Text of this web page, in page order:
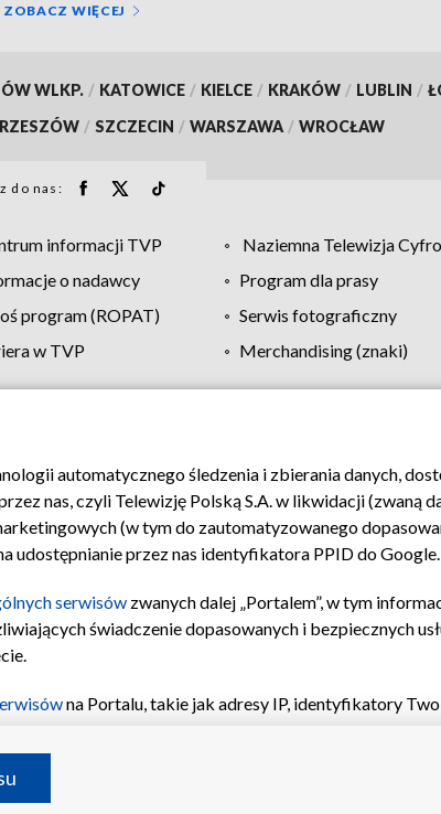
ZOBACZ WIĘCEJ
WLKP. / KATOWICE / KIELCE / KRAKÓW / LUBLIN /
RZESZÓW / SZCZECIN / WARSZAWA / WROCŁAW
do nas:
informacji TVP Naziemna Telewizja
o nadawcy
Program dla prasy
program (ROPAT)
Serwis fotograficzny
w TVP
Merchandising (znaki)
Moje zgody Pomoc Biuro reklamy
automatycznego śledzenia i zbierania danych,
nas, czyli Telewizję Polską S.A. w likwidacji (zwaną
(w tym do zautomatyzowanego
udostępnianie przez nas identyfikatora PPID do Google.
serwisów zwanych dalej „Portalem”, w tym
świadczenie dopasowanych i bezpiecznych
na Portalu, takie jak adresy IP, identyfikatory
na urządzeniu lub dostęp do nich, wyboru
treści, wyboru spersonalizowanych treści,
i ulepszania produktów, zapewnienia